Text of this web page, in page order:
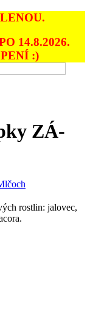
14.8.2026.
:)
ZÁ-
rostlin: jalovec,